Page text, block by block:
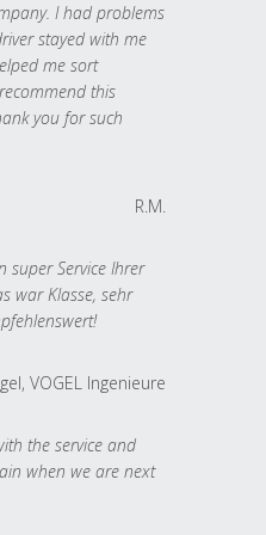
I had problems
stayed with me
me sort
this
you for such
R.M.
super Service Ihrer
war Klasse, sehr
VOGEL Ingenieure
the service and
when we are next